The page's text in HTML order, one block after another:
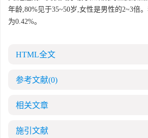
年龄,80%见于35~50岁,女性是男性的2~3倍
为0.42%。
HTML全文
参考文献(0)
相关文章
施引文献